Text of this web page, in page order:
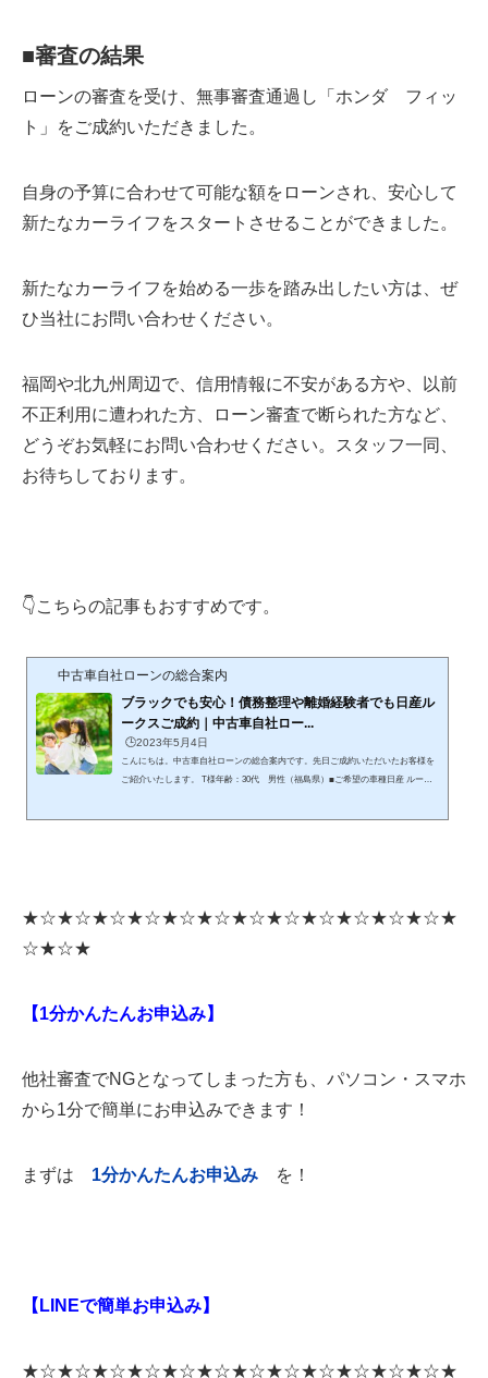
■審査の結果
ローンの審査を受け、無事審査通過し「ホンダ フィッ
ト」をご成約いただきました。
自身の予算に合わせて可能な額をローンされ、安心して
新たなカーライフをスタートさせることができました。
新たなカーライフを始める一歩を踏み出したい方は、ぜ
ひ当社にお問い合わせください。
福岡や北九州周辺で、信用情報に不安がある方や、以前
不正利用に遭われた方、ローン審査で断られた方など、
どうぞお気軽にお問い合わせください。スタッフ一同、
お待ちしております。
👇こちらの記事もおすすめです。
中古車自社ローンの総合案内
ブラックでも安心！債務整理や離婚経験者でも日産ル
ークスご成約｜中古車自社ロー...
🕒️2023年5月4日
こんにちは。中古車自社ローンの総合案内です。先日ご成約いただいたお客様を
ご紹介いたします。 T様年齢：30代 男性（福島県）■ご希望の車種日産 ルーク
★☆★☆★☆★☆★☆★☆★☆★☆★☆★☆★☆★☆★
☆★☆★
【1分かんたんお申込み】
他社審査でNGとなってしまった方も、パソコン・スマホ
から1分で簡単にお申込みできます！
まずは 1分かんたんお申込み を！
【LINEで簡単お申込み】
★☆★☆★☆★☆★☆★☆★☆★☆★☆★☆★☆★☆★